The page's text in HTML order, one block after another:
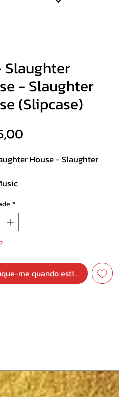
Slaughter
- Slaughter
(Slipcase)
House - Slaughter
Easy
*
me quando estiver disponível